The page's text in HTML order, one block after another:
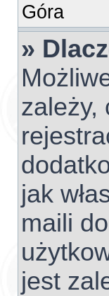
Góra
»
zależy,
jak
maili
jest